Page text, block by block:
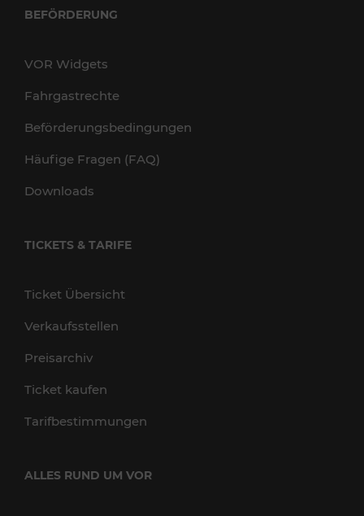
BEFÖRDERUNG
VOR Widgets
Fahrgastrechte
Beförderungsbedingungen
Häufige Fragen (FAQ)
Downloads
TICKETS & TARIFE
Ticket Übersicht
Verkaufsstellen
Preisarchiv
Ticket kaufen
Tarifbestimmungen
ALLES RUND UM VOR